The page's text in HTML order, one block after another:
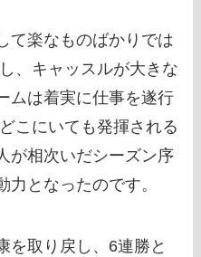
て楽なものばかりでは
、キャッスルが大きな
ムは着実に仕事を遂行
こにいても発揮される
が相次いだシーズン序
となったのです。
を取り戻し、6連勝と